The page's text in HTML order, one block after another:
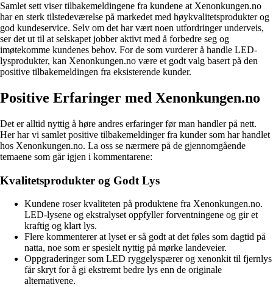
Samlet sett viser tilbakemeldingene fra kundene at Xenonkungen.no
har en sterk tilstedeværelse på markedet med høykvalitetsprodukter og
god kundeservice. Selv om det har vært noen utfordringer underveis,
ser det ut til at selskapet jobber aktivt med å forbedre seg og
imøtekomme kundenes behov. For de som vurderer å handle LED-
lysprodukter, kan Xenonkungen.no være et godt valg basert på den
positive tilbakemeldingen fra eksisterende kunder.
Positive Erfaringer med Xenonkungen.no
Det er alltid nyttig å høre andres erfaringer før man handler på nett.
Her har vi samlet positive tilbakemeldinger fra kunder som har handlet
hos Xenonkungen.no. La oss se nærmere på de gjennomgående
temaene som går igjen i kommentarene:
Kvalitetsprodukter og Godt Lys
Kundene roser kvaliteten på produktene fra Xenonkungen.no.
LED-lysene og ekstralyset oppfyller forventningene og gir et
kraftig og klart lys.
Flere kommenterer at lyset er så godt at det føles som dagtid på
natta, noe som er spesielt nyttig på mørke landeveier.
Oppgraderinger som LED ryggelyspærer og xenonkit til fjernlys
får skryt for å gi ekstremt bedre lys enn de originale
alternativene.